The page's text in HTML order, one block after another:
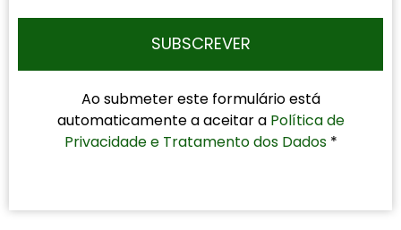
SUBSCREVER
Ao submeter este formulário está
automaticamente a aceitar a Política de
Privacidade e Tratamento dos Dados *